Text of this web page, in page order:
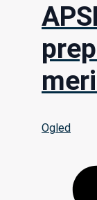
Ogled